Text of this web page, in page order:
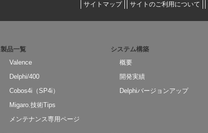
サイトマップ サイトのご利用について
製品一覧
Valence
Delphi/400
Cobos4i（SP4i）
Migaro.技術Tips
メンテナンス専用ページ
システム構築
概要
開発実績
Delphiバージョンアップ